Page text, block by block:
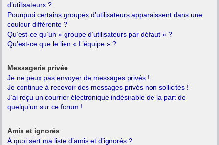
d’utilisateurs ?
Pourquoi certains groupes d’utilisateurs apparaissent dans une
couleur différente ?
Qu’est-ce qu’un « groupe d’utilisateurs par défaut » ?
Qu’est-ce que le lien « L’équipe » ?
Messagerie privée
Je ne peux pas envoyer de messages privés !
Je continue à recevoir des messages privés non sollicités !
J’ai reçu un courrier électronique indésirable de la part de
quelqu’un sur ce forum !
Amis et ignorés
À quoi sert ma liste d’amis et d’ignorés ?